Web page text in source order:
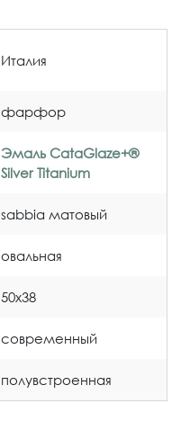
Италия
фарфор
Эмаль CataGlaze+®
Silver Titanium
sabbia матовый
овальная
50x38
современный
полувстроенная